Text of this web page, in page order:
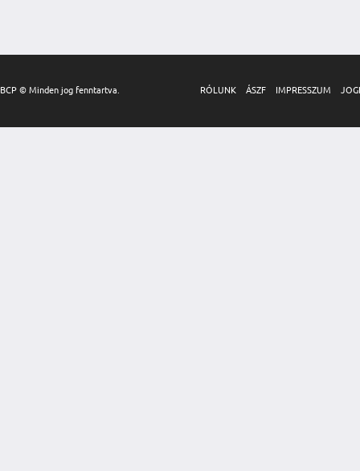
BCP © Minden jog fenntartva. RÓLUNK ÁSZF IMPRESSZUM